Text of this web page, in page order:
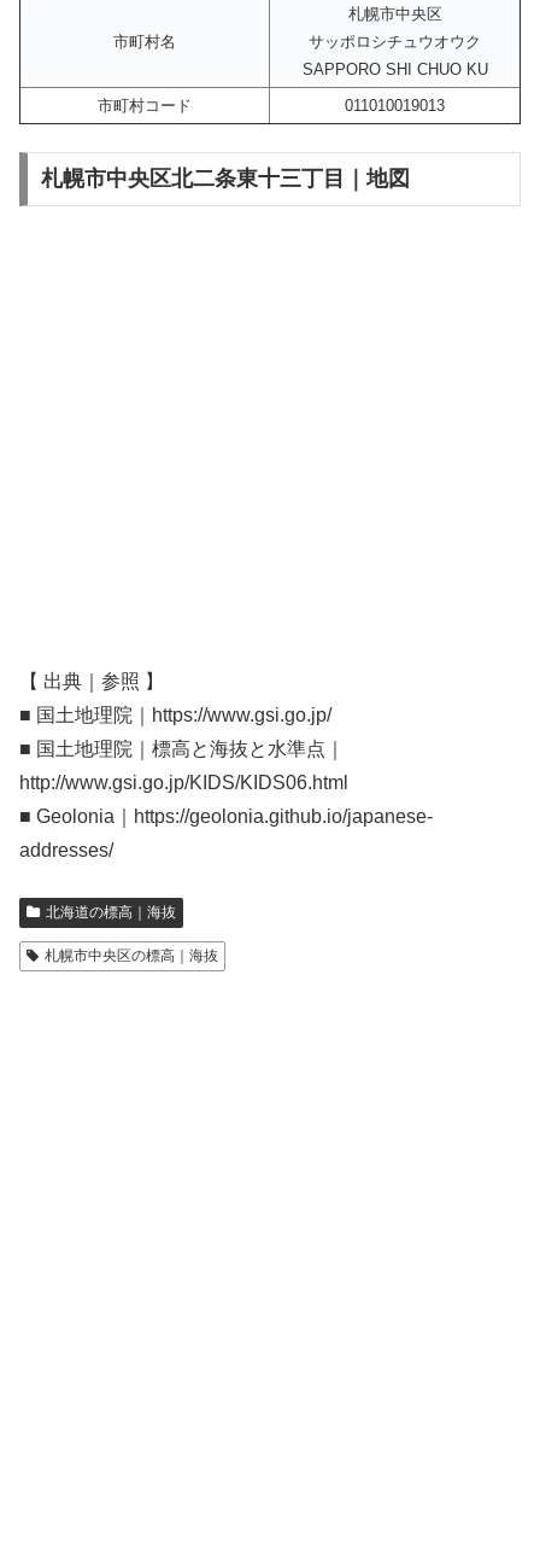
市町村名
札幌市中央区
サッポロシチュウオウク
SAPPORO SHI CHUO KU
市町村コード
011010019013
札幌市中央区北二条東十三丁目｜地図
【 出典｜参照 】
■ 国土地理院｜https://www.gsi.go.jp/
■ 国土地理院｜標高と海抜と水準点｜
http://www.gsi.go.jp/KIDS/KIDS06.html
■ Geolonia｜https://geolonia.github.io/japanese-
addresses/
北海道の標高｜海抜
札幌市中央区の標高｜海抜